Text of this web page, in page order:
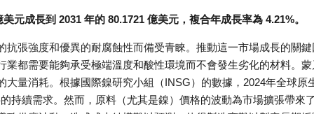
元成長到 2031 年的 80.1721 億美元，複合年成長率為 4.21%。
張強度和優異的耐腐蝕性而備受青睞。推動這一市場成長的關鍵
都需要能夠承受極端溫度和酸性環境而不會發生劣化的材料。蒙
量消耗。根據國際鎳研究小組（INSG）的數據，2024年全球原
持續需求。然而，原料（尤其是鎳）價格的波動為市場擴張帶來